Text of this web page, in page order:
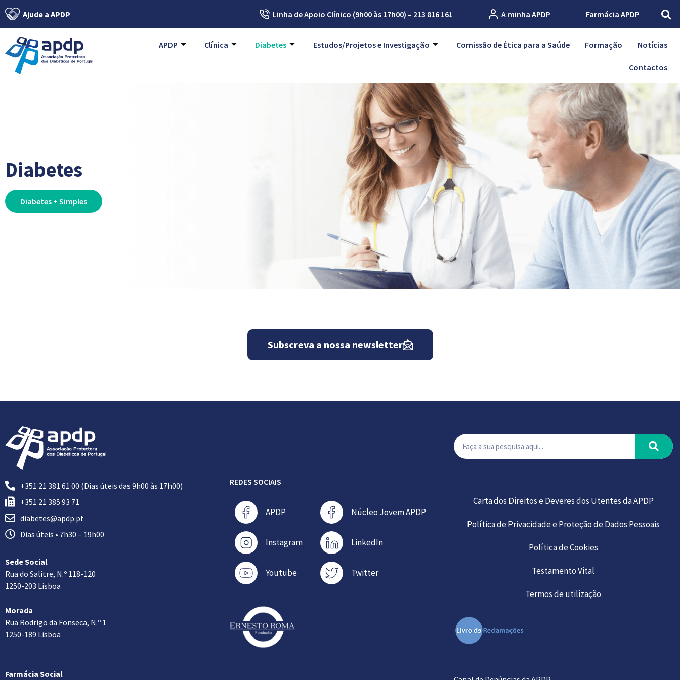
Ajude a APDP Linha de Apoio Clínico (9h00 às 17h00) – 213 816 161 A minha APDP Farmácia APDP
APDP Clínica Diabetes Estudos/Projetos e Investigação Comissão de Ética para a Saúde Formação Notícias
Contactos
Diabetes
Diabetes + Simples
Subscreva a nossa newsletter
+351 21 381 61 00 (Dias úteis das 9h00 às 17h00)
+351 21 385 93 71
diabetes@apdp.pt
Dias úteis • 7h30 – 19h00
Sede Social
Rua do Salitre, N.º 118-120
1250-203 Lisboa
Morada
Rua Rodrigo da Fonseca, N.º 1
1250-189 Lisboa
Farmácia Social
REDES SOCIAIS
APDP
Instagram
Youtube
Núcleo Jovem APDP
LinkedIn
Twitter
Carta dos Direitos e Deveres dos Utentes da APDP
Política de Privacidade e Proteção de Dados Pessoais
Política de Cookies
Testamento Vital
Termos de utilização